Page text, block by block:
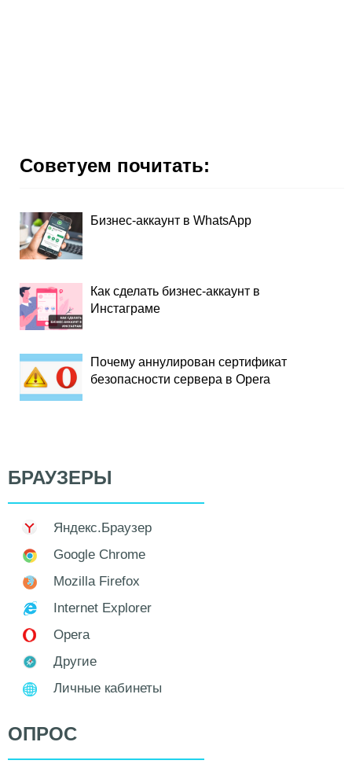
Советуем почитать:
Бизнес-аккаунт в WhatsApp
Как сделать бизнес-аккаунт в
Инстаграме
Почему аннулирован сертификат
безопасности сервера в Opera
БРАУЗЕРЫ
Яндекс.Браузер
Google Chrome
Mozilla Firefox
Internet Explorer
Opera
Другие
Личные кабинеты
ОПРОС